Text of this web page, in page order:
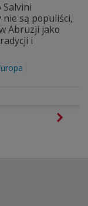
Salvini
nie są populiści,
Abruzji jako
i